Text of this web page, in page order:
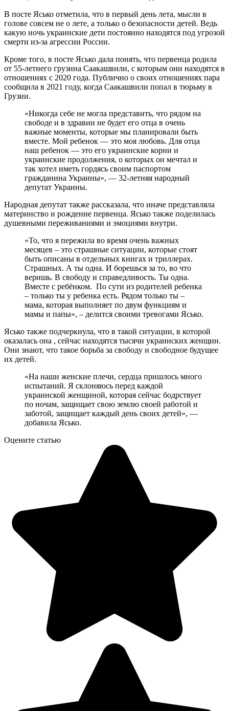
В посте Ясько отметила, что в первый день лета, мысли в
голове совсем не о лете, а только о безопасности детей. Ведь
какую ночь украинские дети постоянно находятся под угрозой
смерти из-за агрессии России.
Кроме того, в посте Ясько дала понять, что первенца родила
от 55-летнего грузина Саакашвили, с которым они находятся в
отношениях с 2020 года. Публично о своих отношениях пара
сообщила в 2021 году, когда Саакашвили попал в тюрьму в
Грузии.
«Никогда себе не могла представить, что рядом на
свободе и в здравии не будет его отца в очень
важные моменты, которые мы планировали быть
вместе. Мой ребенок — это моя любовь. Для отца
наш ребенок — это его украинские корни и
украинские продолжения, о которых он мечтал и
так хотел иметь гордясь своим паспортом
гражданина Украины», — 32-летняя народный
депутат Украины.
Народная депутат также рассказала, что иначе представляла
материнство и рождение первенца. Ясько также поделилась
душевными переживаниями и эмоциями внутри.
«То, что я пережила во время очень важных
месяцев – это страшные ситуации, которые стоят
быть описаны в отдельных книгах и триллерах.
Страшных. А ты одна. И борешься за то, во что
веришь. В свободу и справедливость. Ты одна.
Вместе с ребёнком. По сути из родителей ребенка
– только ты у ребенка есть. Рядом только ты –
мама, которая выполняет по двум функциям и
мамы и папы», – делится своими тревогами Ясько.
Ясько также подчеркнула, что в такой ситуации, в которой
оказалась она , сейчас находятся тысячи украинских женщин.
Они знают, что такое борьба за свободу и свободное будущее
их детей.
«На наши женские плечи, сердца пришлось много
испытаний. Я склоняюсь перед каждой
украинской женщиной, которая сейчас бодрствует
по ночам, защищает свою землю своей работой и
заботой, защищает каждый день своих детей», —
добавила Ясько.
Оцените статью